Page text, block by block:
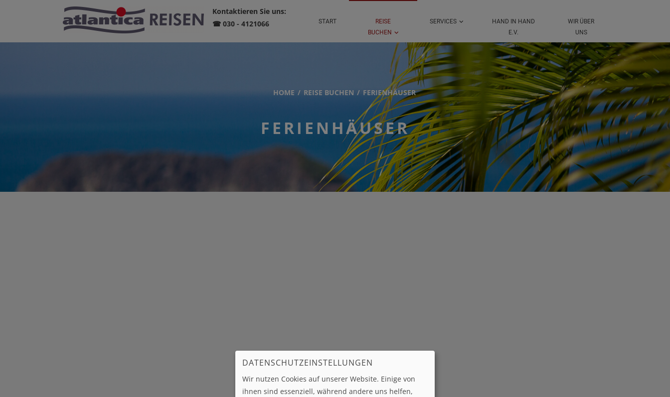
Kontaktieren Sie uns:
☎ 030 - 4121066
START
REISE
BUCHEN
SERVICES
HAND IN HAND
E.V.
WIR ÜBER
UNS
HOME REISE BUCHEN FERIENHÄUSER
FERIENHÄUSER
DATENSCHUTZEINSTELLUNGEN
Wir nutzen Cookies auf unserer Website. Einige von
ihnen sind essenziell, während andere uns helfen,